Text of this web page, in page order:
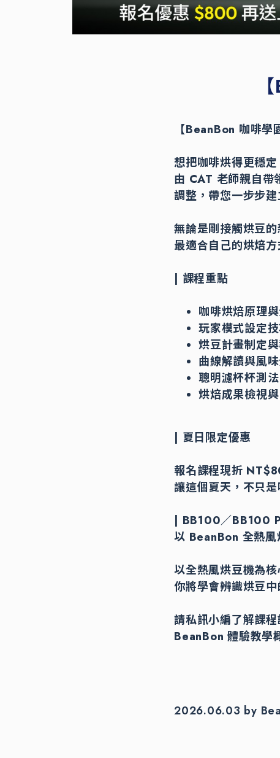
【BeanBon 咖啡學
想把咖啡烘得更穩
由 CAT 老師親自帶
調整，帶您一步步
無論是剛接觸烘豆
最適合自己的烘焙方
| 課程重點
咖啡烘焙原理
玩家模式設定
烘豆計畫制定
曲線解讀與風
聰明濾杯杯測法
烘焙成果檢視
| 夏日限定優惠
報名課程現折
讓這個夏天，不只
| BB100／BB100
以 BeanBon 全熱風
以全熱風烘豆機為
你將學會辨識烘豆
請私訊小編了解課
BeanBon 體驗教學
2026.06.03 by